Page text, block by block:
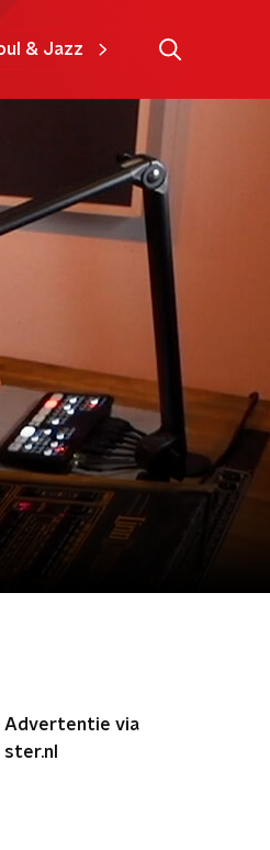
& Jazz
Advertentie via
ster.nl